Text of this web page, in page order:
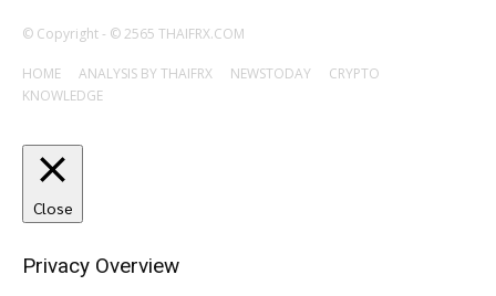
© Copyright - © 2565 THAIFRX.COM
HOME ANALYSIS BY THAIFRX NEWSTODAY
CRYPTO
KNOWLEDGE
Close
Privacy Overview